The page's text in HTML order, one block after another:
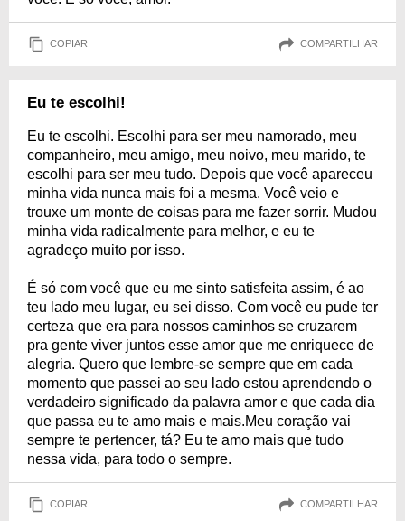
COPIAR COMPARTILHAR
Eu te escolhi!
Eu te escolhi. Escolhi para ser meu namorado, meu
companheiro, meu amigo, meu noivo, meu marido, te
escolhi para ser meu tudo. Depois que você apareceu
minha vida nunca mais foi a mesma. Você veio e
trouxe um monte de coisas para me fazer sorrir. Mudou
minha vida radicalmente para melhor, e eu te
agradeço muito por isso.
É só com você que eu me sinto satisfeita assim, é ao
teu lado meu lugar, eu sei disso. Com você eu pude ter
certeza que era para nossos caminhos se cruzarem
pra gente viver juntos esse amor que me enriquece de
alegria. Quero que lembre-se sempre que em cada
momento que passei ao seu lado estou aprendendo o
verdadeiro significado da palavra amor e que cada dia
que passa eu te amo mais e mais.Meu coração vai
sempre te pertencer, tá? Eu te amo mais que tudo
nessa vida, para todo o sempre.
COPIAR COMPARTILHAR